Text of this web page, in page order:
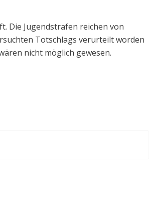
Die Jugendstrafen reichen von
Totschlags verurteilt worden
nicht möglich gewesen.